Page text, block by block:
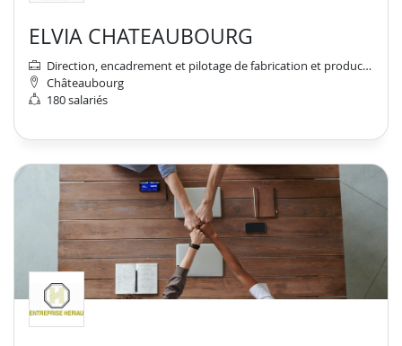
ELVIA CHATEAUBOURG
Direction, encadrement et pilotage de fabrication et production industrielles
Châteaubourg
180 salariés